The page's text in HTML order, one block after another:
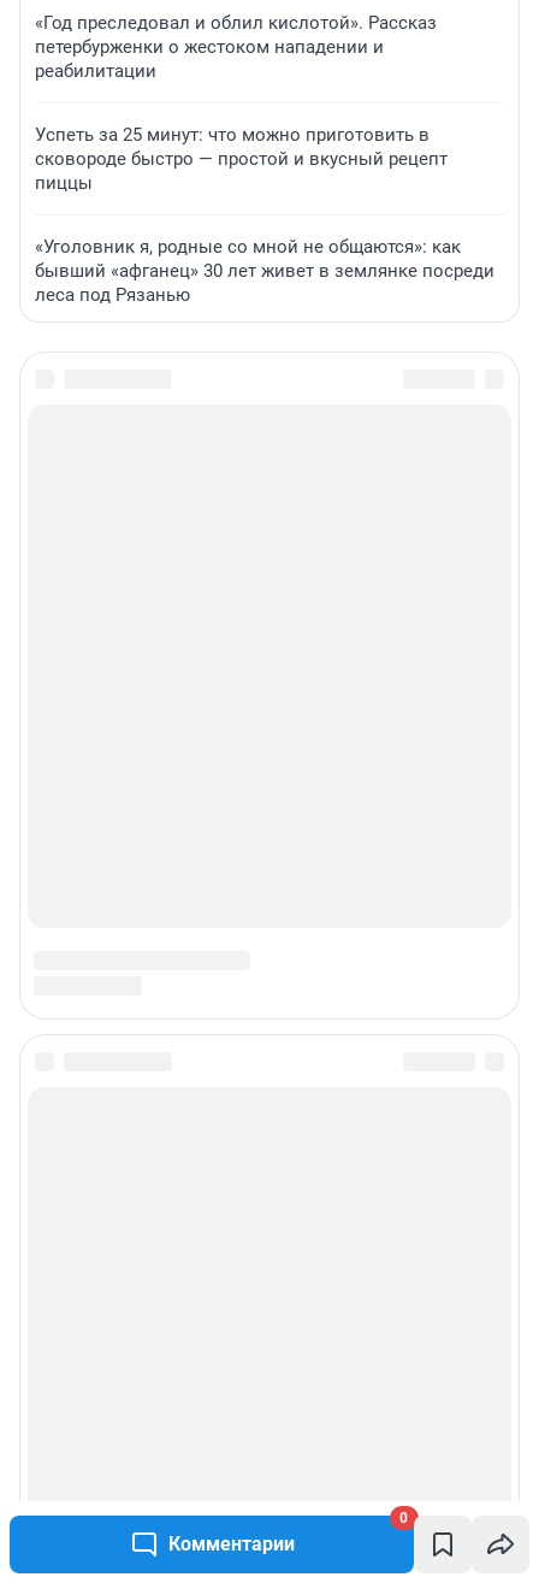
Комментарии
0
«Год преследовал и облил кислотой». Рассказ
петербурженки о жестоком нападении и
реабилитации
Успеть за 25 минут: что можно приготовить в
сковороде быстро — простой и вкусный рецепт
пиццы
«Уголовник я, родные со мной не общаются»: как
бывший «афганец» 30 лет живет в землянке посреди
леса под Рязанью